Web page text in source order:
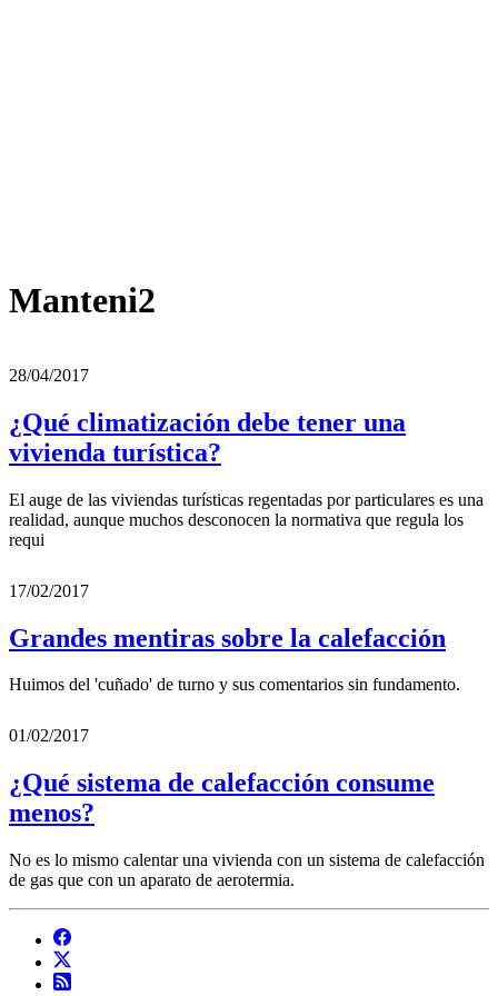
Manteni2
28/04/2017
¿Qué climatización debe tener una
vivienda turística?
El auge de las viviendas turísticas regentadas por particulares es una
realidad, aunque muchos desconocen la normativa que regula los
requi
17/02/2017
Grandes mentiras sobre la calefacción
Huimos del 'cuñado' de turno y sus comentarios sin fundamento.
01/02/2017
¿Qué sistema de calefacción consume
menos?
No es lo mismo calentar una vivienda con un sistema de calefacción
de gas que con un aparato de aerotermia.